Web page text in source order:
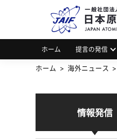
ホーム 提言の発信
ホーム 海外ニュース
情報発信